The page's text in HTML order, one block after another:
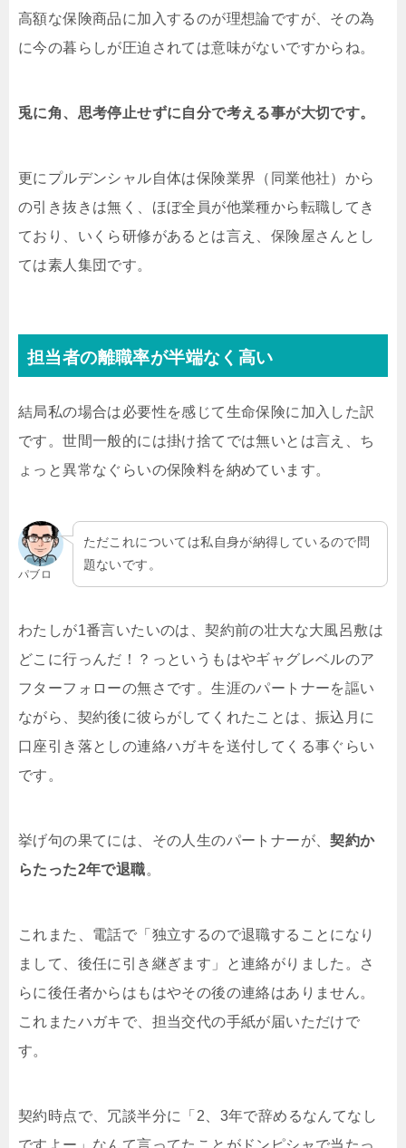
高額な保険商品に加入するのが理想論ですが、その為
に今の暮らしが圧迫されては意味がないですからね。
兎に角、思考停止せずに自分で考える事が大切です。
更にプルデンシャル自体は保険業界（同業他社）から
の引き抜きは無く、ほぼ全員が他業種から転職してき
ており、いくら研修があるとは言え、保険屋さんとし
ては素人集団です。
担当者の離職率が半端なく高い
結局私の場合は必要性を感じて生命保険に加入した訳
です。世間一般的には掛け捨てでは無いとは言え、ち
ょっと異常なぐらいの保険料を納めています。
パブロ
ただこれについては私自身が納得しているので問
題ないです。
わたしが1番言いたいのは、契約前の壮大な大風呂敷は
どこに行っんだ！？っというもはやギャグレベルのア
フターフォローの無さです。生涯のパートナーを謳い
ながら、契約後に彼らがしてくれたことは、振込月に
口座引き落としの連絡ハガキを送付してくる事ぐらい
です。
挙げ句の果てには、その人生のパートナーが、契約か
らたった2年で退職。
これまた、電話で「独立するので退職することになり
まして、後任に引き継ぎます」と連絡がりました。さ
らに後任者からはもはやその後の連絡はありません。
これまたハガキで、担当交代の手紙が届いただけで
す。
契約時点で、冗談半分に「2、3年で辞めるなんてなし
ですよー」なんて言ってたことがドンピシャで当たっ